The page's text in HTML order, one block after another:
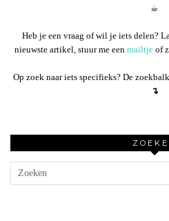
☕︎
Heb je een vraag of wil je iets delen?
nieuwste artikel, stuur me een mailtje of
Op zoek naar iets specifieks? De
↴